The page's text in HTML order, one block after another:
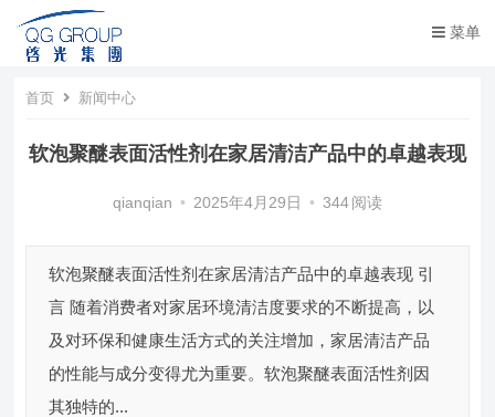
菜单
首页 新闻中心
软泡聚醚表面活性剂在家居清洁产品中的卓越表现
qianqian • 2025年4月29日 • 344 阅读
软泡聚醚表面活性剂在家居清洁产品中的卓越表现 引
言 随着消费者对家居环境清洁度要求的不断提高，以
及对环保和健康生活方式的关注增加，家居清洁产品
的性能与成分变得尤为重要。软泡聚醚表面活性剂因
其独特的...